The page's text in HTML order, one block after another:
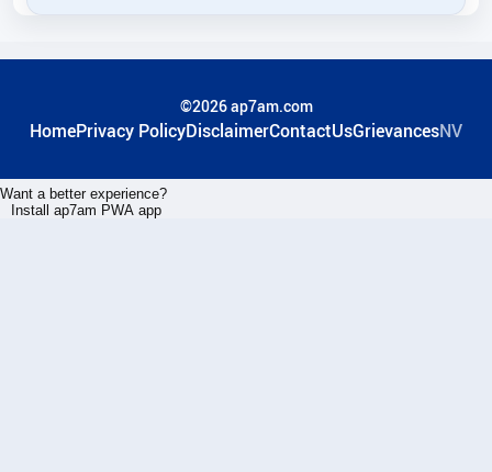
©2026 ap7am.com
HomePrivacy PolicyDisclaimerContactUsGrievancesNV
Want a better experience?
Install ap7am PWA app